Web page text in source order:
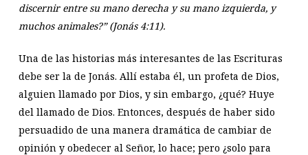
discernir entre su mano derecha y su mano izquierda, y
muchos animales?” (Jonás 4:11).
Una de las historias más interesantes de las Escrituras
debe ser la de Jonás. Allí estaba él, un profeta de Dios,
alguien llamado por Dios, y sin embargo, ¿qué? Huye
del llamado de Dios. Entonces, después de haber sido
persuadido de una manera dramática de cambiar de
opinión y obedecer al Señor, lo hace; pero ¿solo para